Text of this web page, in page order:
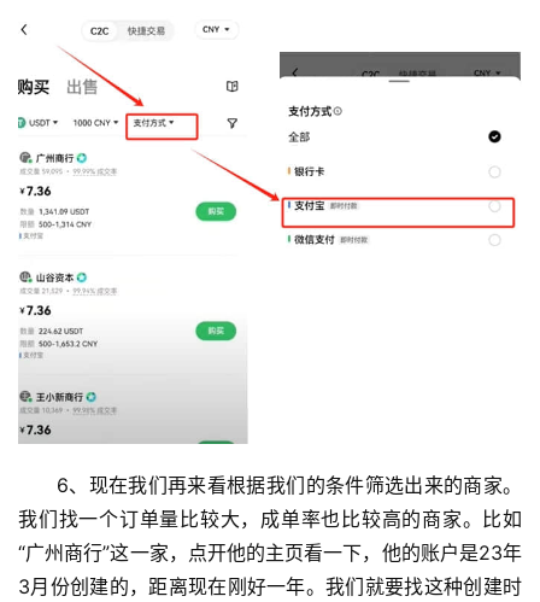
6、现在我们再来看根据我们的条件筛选出来的商家。
我们找一个订单量比较大，成单率也比较高的商家。比如
“广州商行”这一家，点开他的主页看一下，他的账户是23年
3月份创建的，距离现在刚好一年。我们就要找这种创建时